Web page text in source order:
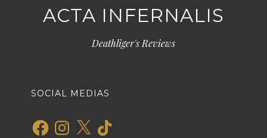
ACTA INFERNALIS
Deathliger's Reviews
SOCIAL MEDIAS
FacebookInstagram
X TikTok